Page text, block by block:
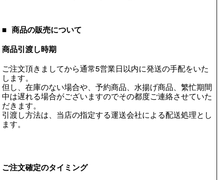
商品の販売について
商品引渡し時期
ご注文頂きましてから通常5営業日以内に発送の手配をいた
します。
但し、在庫のない場合や、予約商品、水揚げ商品、繁忙期間
中は遅れる場合がございますのでその都度ご連絡させていた
だきます。
引渡し方法は、当店の指定する運送会社による配送処理とし
ます。
ご注文確定のタイミング